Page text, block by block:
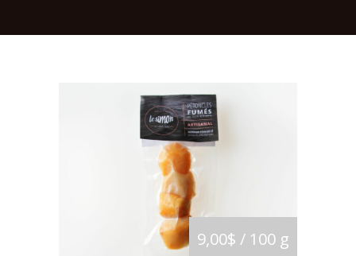
9,00$ / 100 g